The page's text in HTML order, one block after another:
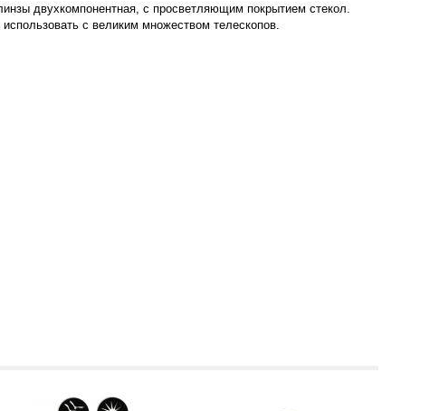
двухкомпонентная, с просветляющим покрытием стекол.
с великим множеством телескопов.